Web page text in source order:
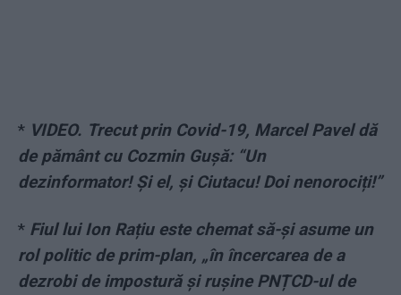
* VIDEO. Trecut prin Covid-19, Marcel Pavel dă
de pământ cu Cozmin Guşă: “Un
dezinformator! Și el, și Ciutacu! Doi nenorociți!”
* Fiul lui Ion Rațiu este chemat să-și asume un
rol politic de prim-plan, „în încercarea de a
dezrobi de impostură și rușine PNȚCD-ul de